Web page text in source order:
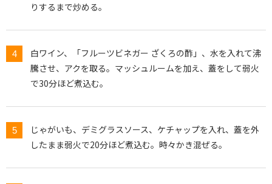
りするまで炒める。
白ワイン、「フルーツビネガー ざくろの酢」、水を入れて沸
騰させ、アクを取る。マッシュルームを加え、蓋をして弱火
で30分ほど煮込む。
じゃがいも、デミグラスソース、ケチャップを入れ、蓋を外
したまま弱火で20分ほど煮込む。時々かき混ぜる。